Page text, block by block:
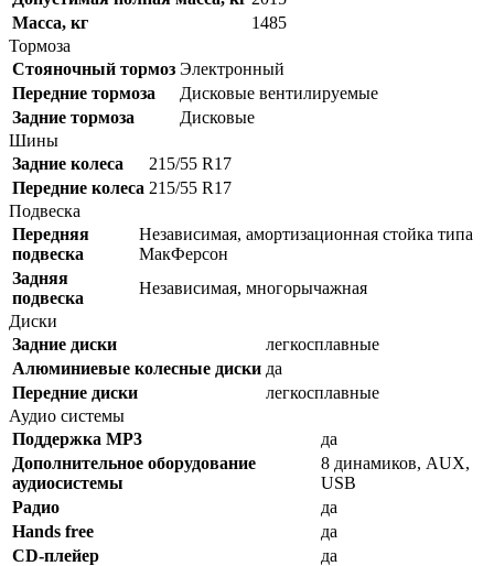
Масса, кг
1485
Тормоза
Стояночный тормоз Электронный
Передние тормоза
Дисковые вентилируемые
Задние тормоза
Дисковые
Шины
Задние колеса
215/55 R17
Передние колеса 215/55 R17
Подвеска
Передняя
подвеска
Независимая, амортизационная стойка типа
МакФерсон
Задняя
подвеска
Независимая, многорычажная
Диски
Задние диски
легкосплавные
Алюминиевые колесные диски да
Передние диски
легкосплавные
Аудио системы
Поддержка MP3
да
Дополнительное оборудование
аудиосистемы
8 динамиков, AUX,
USB
Радио
да
Hands free
да
CD-плейер
да